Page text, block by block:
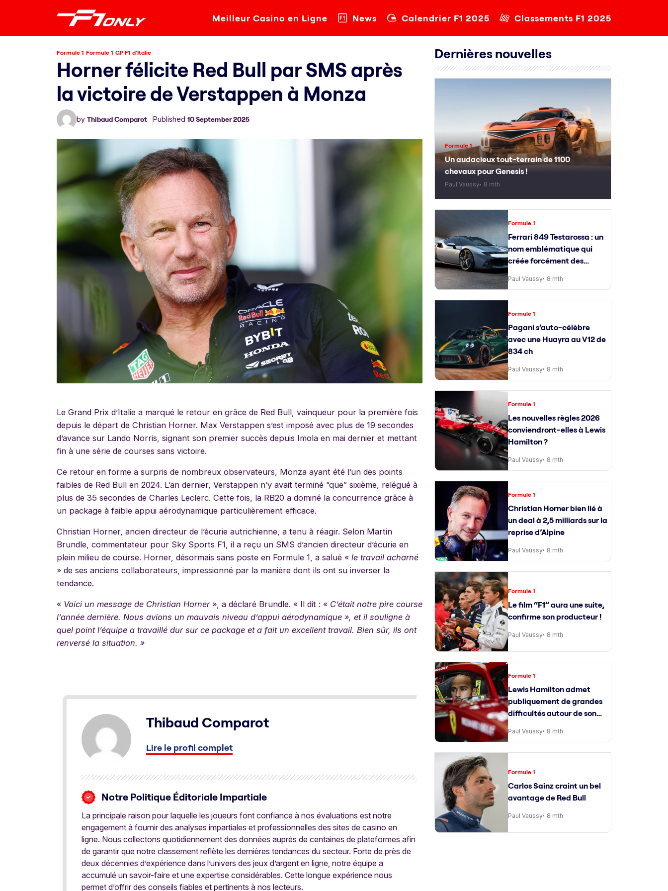
Meilleur Casino en Ligne News Calendrier F1 2025 Classements F1 2025
Formule 1 Formule 1 GP F1 d'Italie
Horner félicite Red Bull par SMS après
la victoire de Verstappen à Monza
by Thibaud Comparot Published 10 September 2025
Le Grand Prix d’Italie a marqué le retour en grâce de Red Bull, vainqueur pour la première fois
depuis le départ de Christian Horner. Max Verstappen s’est imposé avec plus de 19 secondes
d’avance sur Lando Norris, signant son premier succès depuis Imola en mai dernier et mettant
fin à une série de courses sans victoire.
Ce retour en forme a surpris de nombreux observateurs, Monza ayant été l’un des points
faibles de Red Bull en 2024. L’an dernier, Verstappen n’y avait terminé “que” sixième, relégué à
plus de 35 secondes de Charles Leclerc. Cette fois, la RB20 a dominé la concurrence grâce à
un package à faible appui aérodynamique particulièrement efficace.
Christian Horner, ancien directeur de l’écurie autrichienne, a tenu à réagir. Selon Martin
Brundle, commentateur pour Sky Sports F1, il a reçu un SMS d’ancien directeur d’écurie en
plein milieu de course. Horner, désormais sans poste en Formule 1, a salué « le travail acharné
» de ses anciens collaborateurs, impressionné par la manière dont ils ont su inverser la
tendance.
« Voici un message de Christian Horner», a déclaré Brundle. « Il dit : « C’était notre pire course
l’année dernière. Nous avions un mauvais niveau d’appui aérodynamique », et il souligne à
quel point l’équipe a travaillé dur sur ce package et a fait un excellent travail. Bien sûr, ils ont
renversé la situation. »
Thibaud Comparot
Lire le profil complet
Notre Politique Éditoriale Impartiale
La principale raison pour laquelle les joueurs font confiance à nos évaluations est notre
engagement à fournir des analyses impartiales et professionnelles des sites de casino en
ligne. Nous collectons quotidiennement des données auprès de centaines de plateformes afin
de garantir que notre classement reflète les dernières tendances du secteur. Forte de près de
deux décennies d’expérience dans l’univers des jeux d’argent en ligne, notre équipe a
accumulé un savoir-faire et une expertise considérables. Cette longue expérience nous
permet d’offrir des conseils fiables et pertinents à nos lecteurs.
Dernières nouvelles
Formule 1
Un audacieux tout-terrain de 1100
chevaux pour Genesis !
Paul Vaussy 8 mth
Formule 1
Ferrari 849 Testarossa : un
nom emblématique qui
créée forcément des
attentes
Paul Vaussy 8 mth
Formule 1
Pagani s’auto-célèbre
avec une Huayra au V12 de
834 ch
Paul Vaussy 8 mth
Formule 1
Les nouvelles règles 2026
conviendront-elles à Lewis
Hamilton ?
Paul Vaussy 8 mth
Formule 1
Christian Horner bien lié à
un deal à 2,5 milliards sur la
reprise d’Alpine
Paul Vaussy 8 mth
Formule 1
Le film “F1” aura une suite,
confirme son producteur !
Paul Vaussy 8 mth
Formule 1
Lewis Hamilton admet
publiquement de grandes
difficultés autour de son
ingénieur de course
Paul Vaussy 8 mth
Formule 1
Carlos Sainz craint un bel
avantage de Red Bull
Paul Vaussy 8 mth